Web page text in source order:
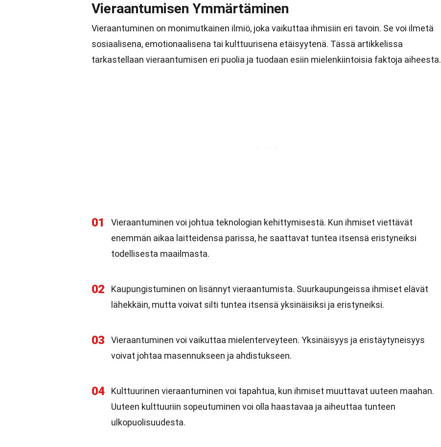
Vieraantumisen Ymmärtäminen
Vieraantuminen on monimutkainen ilmiö, joka vaikuttaa ihmisiin eri tavoin. Se voi ilmetä
sosiaalisena, emotionaalisena tai kulttuurisena etäisyytenä. Tässä artikkelissa
tarkastellaan vieraantumisen eri puolia ja tuodaan esiin mielenkiintoisia faktoja aiheesta.
01
Vieraantuminen voi johtua teknologian kehittymisestä. Kun ihmiset viettävät
enemmän aikaa laitteidensa parissa, he saattavat tuntea itsensä eristyneiksi
todellisesta maailmasta.
02
Kaupungistuminen on lisännyt vieraantumista. Suurkaupungeissa ihmiset elävät
lähekkäin, mutta voivat silti tuntea itsensä yksinäisiksi ja eristyneiksi.
03
Vieraantuminen voi vaikuttaa mielenterveyteen. Yksinäisyys ja eristäytyneisyys
voivat johtaa masennukseen ja ahdistukseen.
04
Kulttuurinen vieraantuminen voi tapahtua, kun ihmiset muuttavat uuteen maahan.
Uuteen kulttuuriin sopeutuminen voi olla haastavaa ja aiheuttaa tunteen
ulkopuolisuudesta.